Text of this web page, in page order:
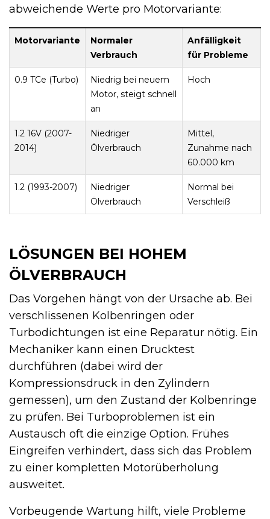
abweichende Werte pro Motorvariante:
Motorvariante
Normaler
Verbrauch
Anfälligkeit
für Probleme
0.9 TCe (Turbo)
Niedrig bei neuem
Motor, steigt schnell
an
Hoch
1.2 16V (2007-
2014)
Niedriger
Ölverbrauch
Mittel,
Zunahme nach
60.000 km
1.2 (1993-2007)
Niedriger
Ölverbrauch
Normal bei
Verschleiß
LÖSUNGEN BEI HOHEM
ÖLVERBRAUCH
Das Vorgehen hängt von der Ursache ab. Bei
verschlissenen Kolbenringen oder
Turbodichtungen ist eine Reparatur nötig. Ein
Mechaniker kann einen Drucktest
durchführen (dabei wird der
Kompressionsdruck in den Zylindern
gemessen), um den Zustand der Kolbenringe
zu prüfen. Bei Turboproblemen ist ein
Austausch oft die einzige Option. Frühes
Eingreifen verhindert, dass sich das Problem
zu einer kompletten Motorüberholung
ausweitet.
Vorbeugende Wartung hilft, viele Probleme